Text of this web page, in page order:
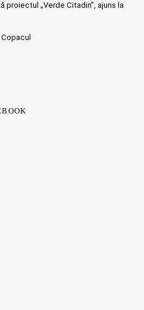
proiectul „Verde Citadin”, ajuns la